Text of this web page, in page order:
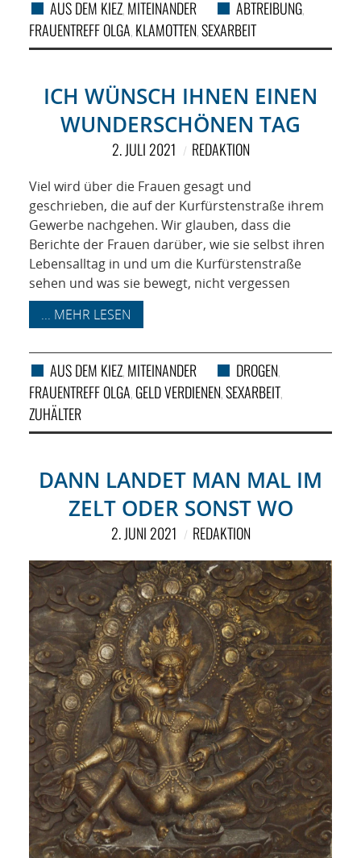
AUS DEM KIEZ, MITEINANDER ABTREIBUNG,
FRAUENTREFF OLGA, KLAMOTTEN,SEXARBEIT
ICH WÜNSCH IHNEN EINEN
WUNDERSCHÖNEN TAG
2. JULI 2021 REDAKTION
Viel wird über die Frauen gesagt und
geschrieben, die auf der Kurfürstenstraße ihrem
Gewerbe nachgehen. Wir glauben, dass die
Berichte der Frauen darüber, wie sie selbst ihren
Lebensalltag in und um die Kurfürstenstraße
sehen und was sie bewegt, nicht vergessen
... MEHR LESEN
AUS DEM KIEZ, MITEINANDER DROGEN,
FRAUENTREFF OLGA, GELD VERDIENEN,SEXARBEIT,
ZUHÄLTER
DANN LANDET MAN MAL IM
ZELT ODER SONST WO
2. JUNI 2021 REDAKTION